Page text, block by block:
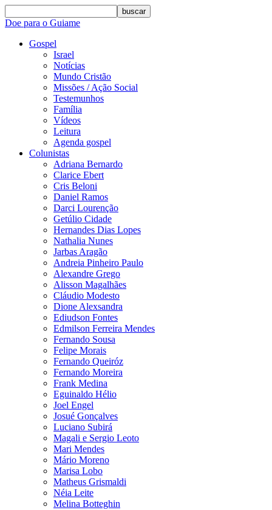
buscar
Doe para o Guiame
Gospel
Israel
Notícias
Mundo Cristão
Missões / Ação Social
Testemunhos
Família
Vídeos
Leitura
Agenda gospel
Colunistas
Adriana Bernardo
Clarice Ebert
Cris Beloni
Daniel Ramos
Darci Lourenção
Getúlio Cidade
Hernandes Dias Lopes
Nathalia Nunes
Jarbas Aragão
Andreia Pinheiro Paulo
Alexandre Grego
Alisson Magalhães
Cláudio Modesto
Dione Alexsandra
Ediudson Fontes
Edmilson Ferreira Mendes
Fernando Sousa
Felipe Morais
Fernando Queiróz
Fernando Moreira
Frank Medina
Eguinaldo Hélio
Joel Engel
Josué Gonçalves
Luciano Subirá
Magali e Sergio Leoto
Mari Mendes
Mário Moreno
Marisa Lobo
Matheus Grismaldi
Néia Leite
Melina Botteghin